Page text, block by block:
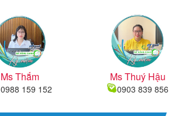
Ms Thắm
0988 159 152
Ms Thuý Hậu
0903 839 856